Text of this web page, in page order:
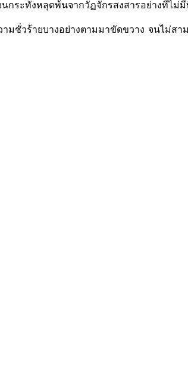
กระทั่งหลุดพ้นจากวัฏจักรสงสารอย่างที่ไม่มี
ายบางอย่างตามมาขัดขวาง จนไม่สาม